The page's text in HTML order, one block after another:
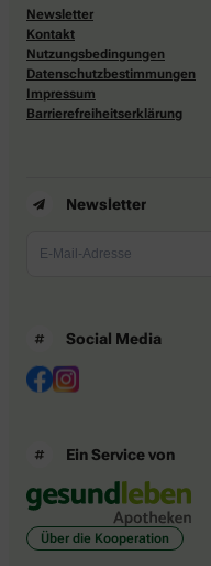
Newsletter
Kontakt
Nutzungsbedingungen
Datenschutzbestimmungen
Impressum
Barrierefreiheitserklärung
Newsletter
Social Media
Ein Service von
Über die Kooperation